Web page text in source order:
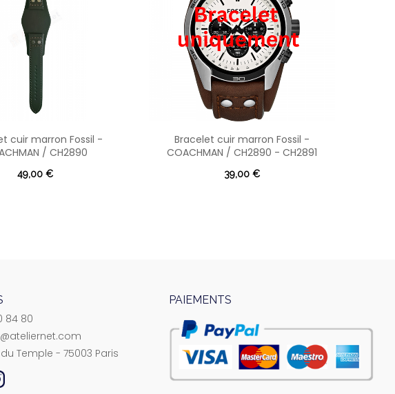
cuir marron Fossil -
/ CH2890
49,00 €
Bracelet cuir marron Fossil -
COACHMAN / CH2890 - CH2891
39,00 €
84 80
du Temple - 75003 Paris
PAIEMENTS